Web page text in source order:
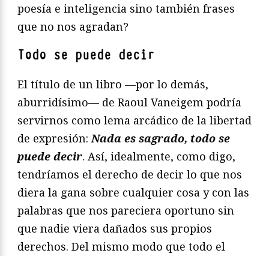
poesía e inteligencia sino también frases
que no nos agradan?
Todo se puede decir
El título de un libro —por lo demás,
aburridísimo— de Raoul Vaneigem podría
servirnos como lema arcádico de la libertad
de expresión: Nada es sagrado, todo se
puede decir. Así, idealmente, como digo,
tendríamos el derecho de decir lo que nos
diera la gana sobre cualquier cosa y con las
palabras que nos pareciera oportuno sin
que nadie viera dañados sus propios
derechos. Del mismo modo que todo el